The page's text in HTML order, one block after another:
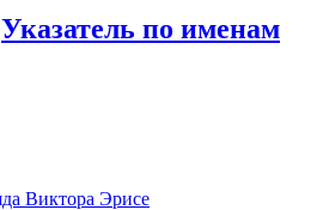
Указатель по именам
Виктора Эрисе